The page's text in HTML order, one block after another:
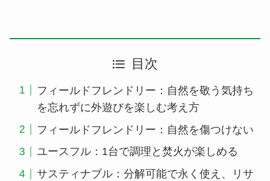
目次
フィールドフレンドリー：自然を敬う気持ち
を忘れずに外遊びを楽しむ考え方
フィールドフレンドリー：自然を傷つけない
ユースフル：1台で調理と焚火が楽しめる
サスティナブル：分解可能で永く使え、リサ